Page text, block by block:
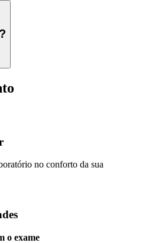
no conforto da sua
o exame